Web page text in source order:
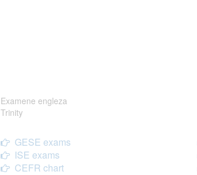
Examene engleza
Trinity
GESE exams
ISE exams
CEFR chart